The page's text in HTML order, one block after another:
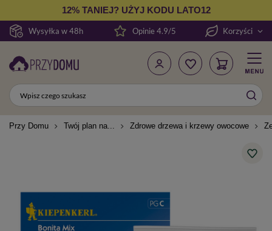
Wysyłka w 48h
12% TANIEJ? UŻYJ KODU LATO12
Opinie 4.9/5 Korzyści
Przy Domu Twój plan na... Zdrowe drzewa i krzewy owocowe